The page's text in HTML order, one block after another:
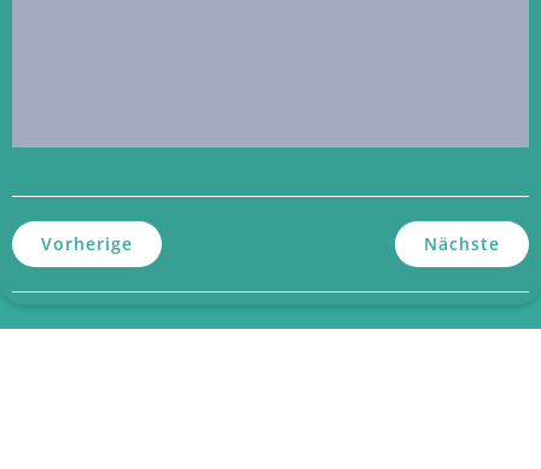
Vorherige Nächste